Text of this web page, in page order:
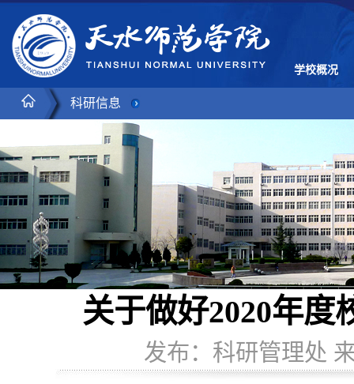
学校概况
科研信息
关于做好2020年度
发布：科研管理处